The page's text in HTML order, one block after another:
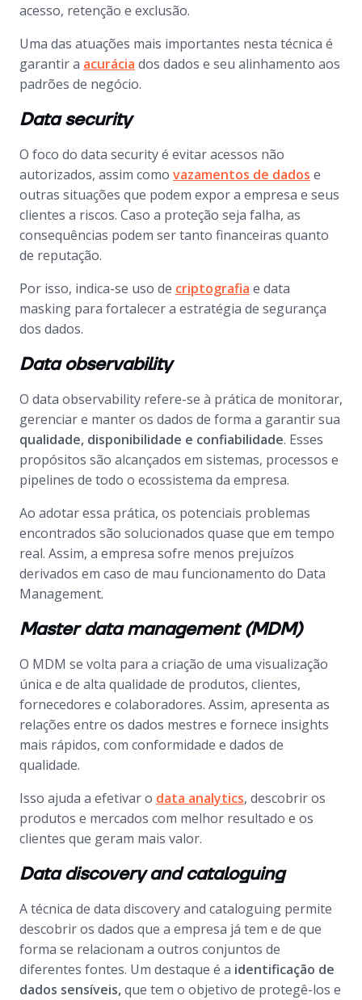
acesso, retenção e exclusão.
Uma das atuações mais importantes nesta técnica é
garantir a acurácia dos dados e seu alinhamento aos
padrões de negócio.
Data security
O foco do data securityé evitar acessos não
autorizados, assim como vazamentos de dados e
outras situações que podem expor a empresa e seus
clientes a riscos. Caso a proteção seja falha, as
consequências podem ser tanto financeiras quanto
de reputação.
Por isso, indica-se uso de criptografia e data
masking para fortalecer a estratégia de segurança
dos dados.
Data observability
O data observability refere-se à prática de monitorar,
gerenciar e manter os dados de forma a garantir sua
qualidade, disponibilidade e confiabilidade. Esses
propósitos são alcançados em sistemas, processos e
pipelines de todo o ecossistema da empresa.
Ao adotar essa prática, os potenciais problemas
encontrados são solucionados quase que em tempo
real. Assim, a empresa sofre menos prejuízos
derivados em caso de mau funcionamento do Data
Management.
Master data management (MDM)
O MDM se volta para a criação de uma visualização
única e de alta qualidade de produtos, clientes,
fornecedores e colaboradores. Assim, apresenta as
relações entre os dados mestres e fornece insights
mais rápidos, com conformidade e dados de
qualidade.
Isso ajuda a efetivar o data analytics, descobrir os
produtos e mercados com melhor resultado e os
clientes que geram mais valor.
Data discovery and cataloguing
A técnica de data discovery and cataloguing permite
descobrir os dados que a empresa já tem e de que
forma se relacionam a outros conjuntos de
diferentes fontes. Um destaque é a identificação de
dados sensíveis,que tem o objetivo de protegê-los e